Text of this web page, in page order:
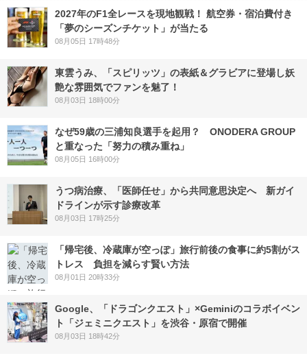
2027年のF1全レースを現地観戦！ 航空券・宿泊費付き
「夢のシーズンチケット」が当たる
08月05日 17時48分
東雲うみ、「スピリッツ」の表紙＆グラビアに登場し妖
艶な雰囲気でファンを魅了！
08月03日 18時00分
なぜ59歳の三浦知良選手を起用？ ONODERA GROUP
と重なった「努力の積み重ね」
08月05日 16時00分
うつ病治療、「医師任せ」から共同意思決定へ 新ガイ
ドラインが示す診療改革
08月03日 17時25分
「帰宅後、冷蔵庫が空っぽ」旅行前後の食事に約5割がス
トレス 負担を減らす賢い方法
08月01日 20時33分
Google、「ドラゴンクエスト」×Geminiのコラボイベン
ト「ジェミニクエスト」を渋谷・原宿で開催
08月03日 18時42分